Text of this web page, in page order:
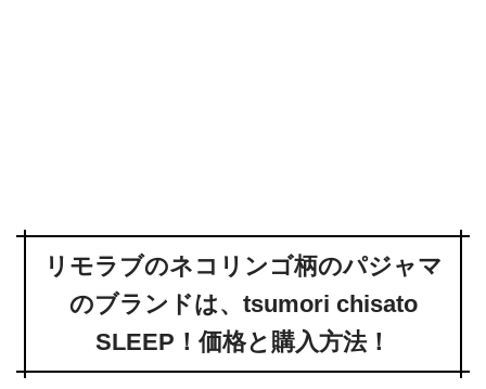
リモラブのネコリンゴ柄のパジャマ
のブランドは、tsumori chisato
SLEEP！価格と購入方法！